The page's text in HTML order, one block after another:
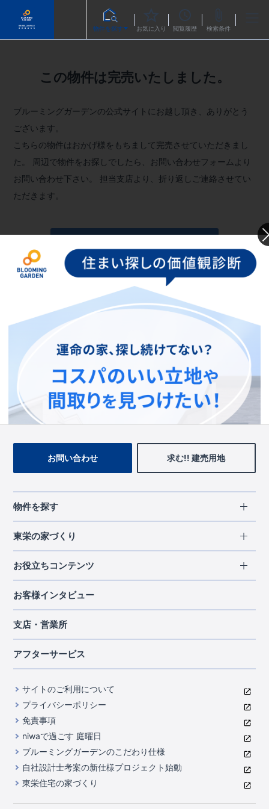
物件を探す お気に入り 閲覧履歴 検索条件
この物件は完売いたしました。
ブルーミングガーデンの公式サイトにお越し頂き、ありがとう
ございます。
こちらの物件はおかげ様をもちまして完売させていただきまし
た。
周辺で物件をお探しでしたら、お問い合わせフォームより
お問い合わせ下さい。
担当支店より、折り返しご連絡させてい
ただきます。
お問い合わせフォームへ
この物件を見ている人に
おすすめの物件
お問い合わせ 求む!! 建売用地
物件を探す
エリアから探す
北海道・東北
北海道
宮城県
千葉県
中部
山梨県
静岡県
滋賀県
京都府
中国・四国
岡山県
広島県
九州・沖縄
福岡県
熊本県
東栄の家づくり
長期優良住宅
住宅性能評価書
ブルーミングガーデンは地震につよい<建物編>
室内空間を快適に保つ断熱性能
コストパフォーマンスに自信
充実のアフターサポート
第三者評価によるお墨付き
家づくりのプロにも選ばれるブルーミングガーデン
住んでみるとじわじわ伝わる暮らしやすさへのこだわり
自社一貫体制
お役立ちコンテンツ
ご契約までの道のり
現地見学ガイド
ご紹介制度のご案内
東栄INDEX（用語集）
お客様インタビュー
支店・営業所
アフターサービス
サイトのご利用について
プライバシーポリシー
免責事項
niwaで過ごす 庭曜日
ブルーミングガーデンのこだわり仕様
自社設計士考案の新仕様プロジェクト始動
東栄住宅の家づくり